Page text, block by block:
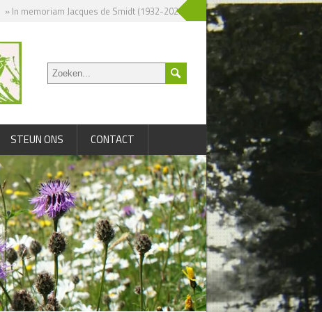
» In memoriam Jacques de Smidt (1932-2025) » Nieuw boek over Jac. P. Thijsse
STEUN ONS CONTACT